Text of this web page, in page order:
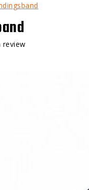
review